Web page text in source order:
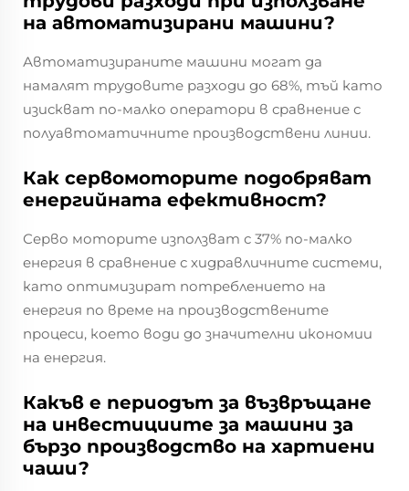
на автоматизирани машини?
Автоматизираните машини могат да
намалят трудовите разходи до 68%, тъй като
изискват по-малко оператори в сравнение с
полуавтоматичните производствени линии.
Как сервомоторите подобряват
енергийната ефективност?
Серво моторите използват с 37% по-малко
енергия в сравнение с хидравличните системи,
като оптимизират потреблението на
енергия по време на производствените
процеси, което води до значителни икономии
на енергия.
Какъв е периодът за възвръщане
на инвестициите за машини за
бързо производство на хартиени
чаши?